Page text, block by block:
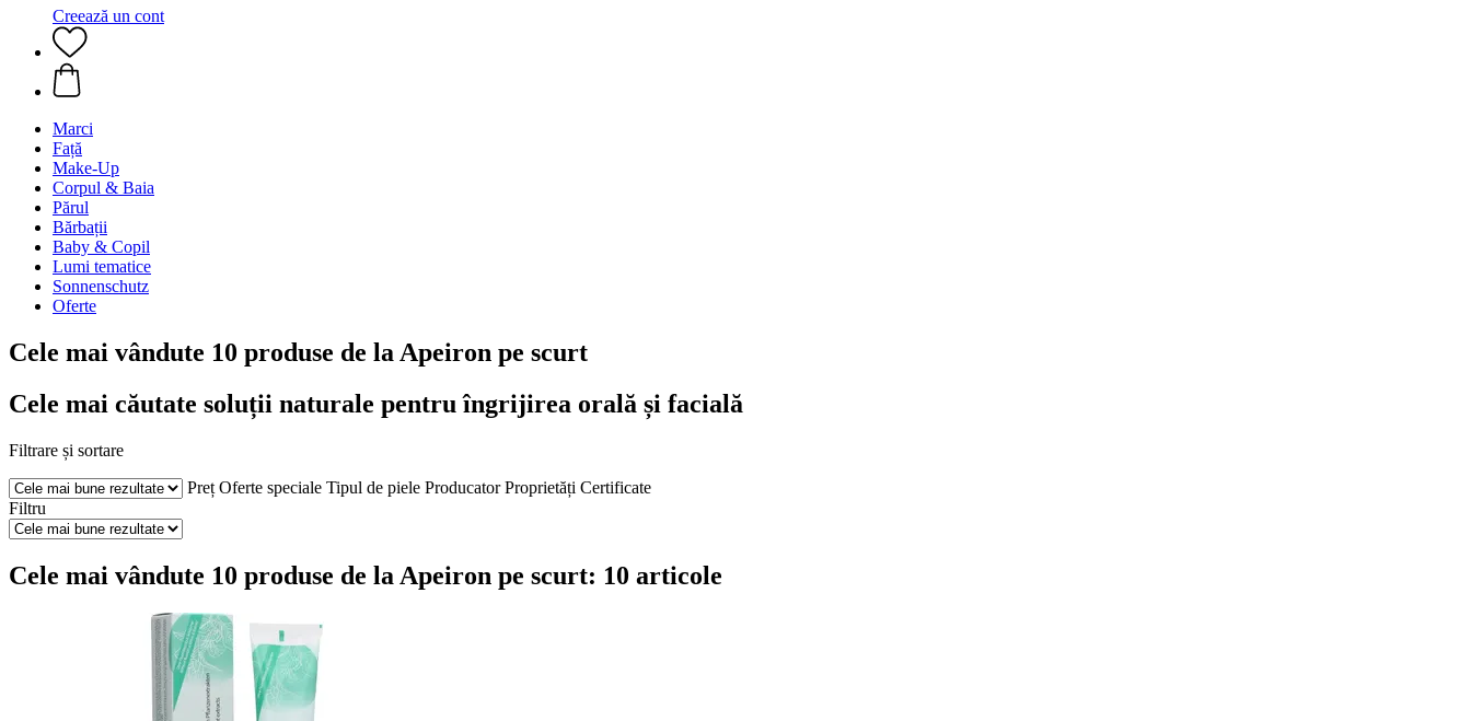
Creează un cont
Marci
Față
Make-Up
Corpul & Baia
Părul
Bărbații
Baby & Copil
Lumi tematice
Sonnenschutz
Oferte
Cele mai vândute 10 produse de la Apeiron pe scurt
Cele mai căutate soluții naturale pentru îngrijirea orală și facială
Filtrare și sortare
Preț Oferte speciale Tipul de piele Producator Proprietăți Certificate
Filtru
Cele mai vândute 10 produse de la Apeiron pe scurt: 10 articole